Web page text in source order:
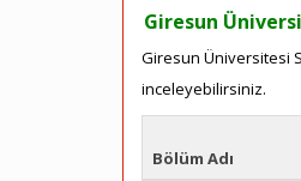
Giresun
Giresun Üniversitesi
inceleyebilirsiniz.
Bölüm Adı